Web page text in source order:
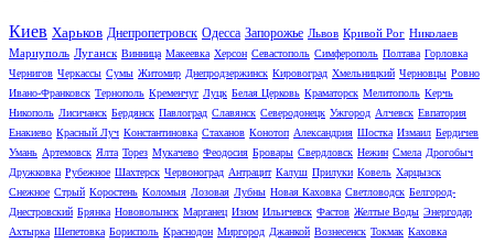
Киев Харьков Днепропетровск Одесса Запорожье Львов Кривой Рог Николаев
Мариуполь Луганск Винница Макеевка Херсон Севастополь Симферополь Полтава Горловка
Чернигов Черкассы Сумы Житомир Днепродзержинск Кировоград Хмельницкий Черновцы Ровно
Ивано-Франковск Тернополь Кременчуг Луцк Белая Церковь Краматорск Мелитополь Керчь
Никополь Лисичанск Бердянск Павлоград Славянск Северодонецк Ужгород Алчевск Евпатория
Енакиево Красный Луч Константиновка Стаханов Конотоп Александрия Шостка Измаил Бердичев
Умань Артемовск Ялта Торез Мукачево Феодосия Бровары Свердловск Нежин Смела Дрогобыч
Дружковка Рубежное Шахтерск Червоноград Антрацит Калуш Прилуки Ковель Харцызск
Снежное Стрый Коростень Коломыя Лозовая Лубны Новая Каховка Светловодск Белгород-
Днестровский Брянка Нововолынск Марганец Изюм Ильичевск Фастов Желтые Воды Энергодар
Ахтырка Шепетовка Борисполь Краснодон Миргород Джанкой Вознесенск Токмак Каховка